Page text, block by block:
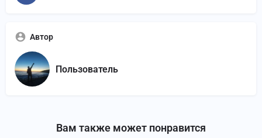
Автор
Пользователь
Вам также может понравится